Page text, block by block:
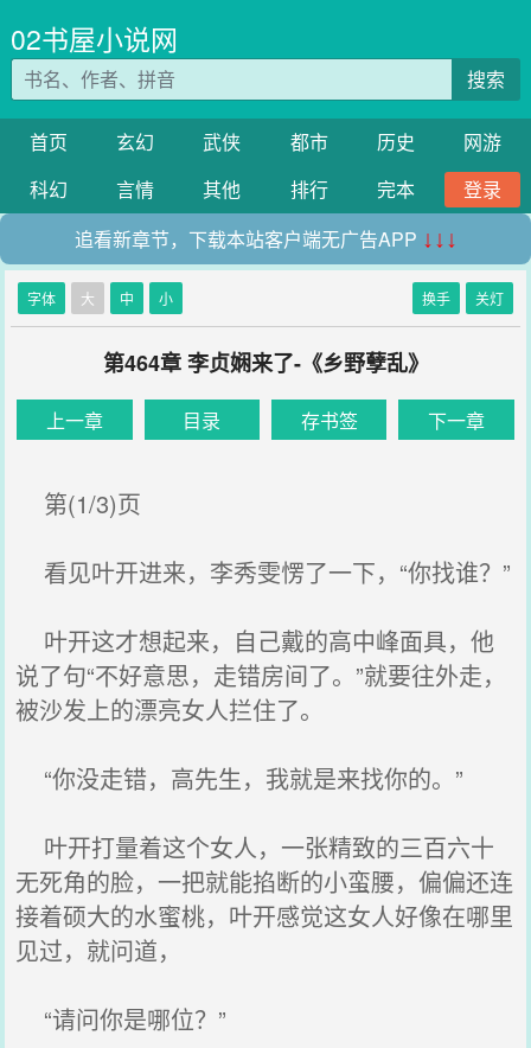
02书屋小说网
搜索
首页 玄幻 武侠 都市 历史
网游
科幻
言情 其他 排行 完本
登录
追看新章节，下载本站客户端无广告APP ↓↓↓
字体 大 中 小 换手 关灯
第464章 李贞娴来了-《乡野孽乱》
上一章 目录 存书签 下一章
第(1/3)页
看见叶开进来，李秀雯愣了一下，“你找谁？”
叶开这才想起来，自己戴的高中峰面具，他
说了句“不好意思，走错房间了。”就要往外走，
被沙发上的漂亮女人拦住了。
“你没走错，高先生，我就是来找你的。”
叶开打量着这个女人，一张精致的三百六十
无死角的脸，一把就能掐断的小蛮腰，偏偏还连
接着硕大的水蜜桃，叶开感觉这女人好像在哪里
见过，就问道，
“请问你是哪位？”